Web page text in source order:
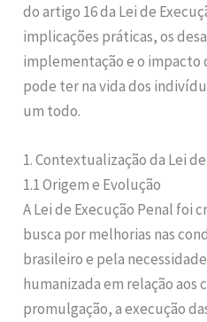
do artigo 16 da Lei de
implicações práticas, os
implementação e o impacto
pode ter na vida dos
um todo.
1. Contextualização da Lei
1.1 Origem e Evolução
A Lei de Execução Penal foi
busca por melhorias nas
brasileiro e pela
humanizada em relação aos
promulgação, a execução